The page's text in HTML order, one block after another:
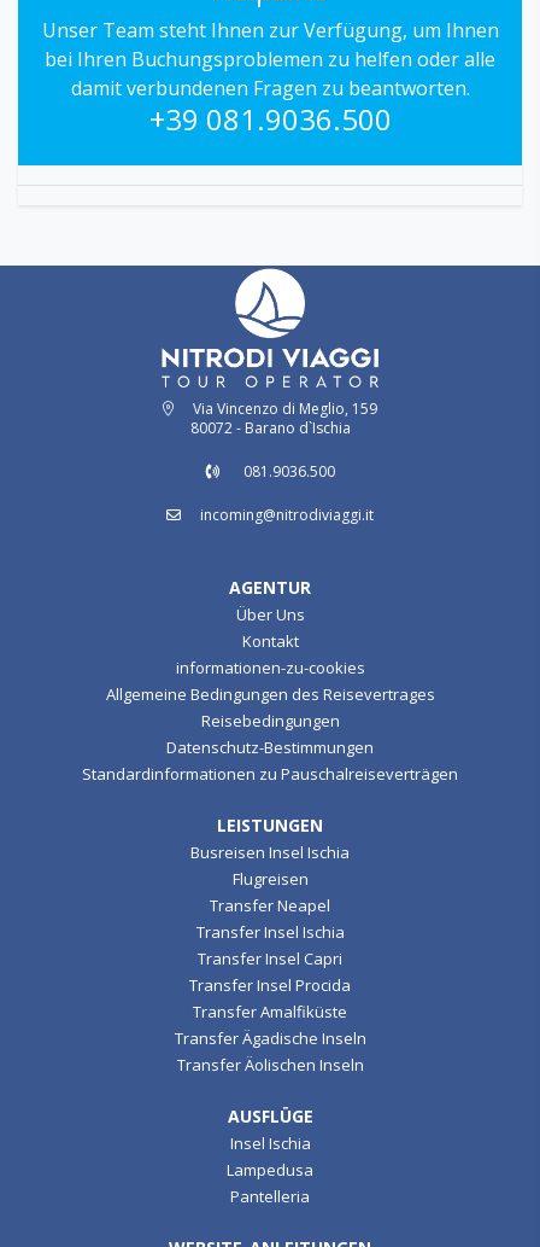
Unser Team steht Ihnen zur Verfügung, um Ihnen
bei Ihren Buchungsproblemen zu helfen oder alle
damit verbundenen Fragen zu beantworten.
+39 081.9036.500
Via Vincenzo di Meglio, 159
80072 - Barano d`Ischia
081.9036.500
incoming@nitrodiviaggi.it
AGENTUR
Über Uns
Kontakt
informationen-zu-cookies
Allgemeine Bedingungen des Reisevertrages
Reisebedingungen
Datenschutz-Bestimmungen
Standardinformationen zu Pauschalreiseverträgen
LEISTUNGEN
Busreisen Insel Ischia
Flugreisen
Transfer Neapel
Transfer Insel Ischia
Transfer Insel Capri
Transfer Insel Procida
Transfer Amalfiküste
Transfer Ägadische Inseln
Transfer Äolischen Inseln
AUSFLÜGE
Insel Ischia
Lampedusa
Pantelleria